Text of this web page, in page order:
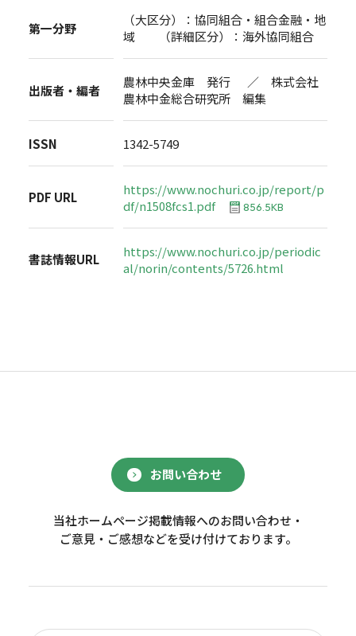
第一分野
（大区分）：協同組合・組合金融・地
域 （詳細区分）：海外協同組合
出版者・編者
農林中央金庫 発行 ／ 株式会社
農林中金総合研究所 編集
ISSN 1342-5749
PDF URL
https://www.nochuri.co.jp/report/p
df/n1508fcs1.pdf
856.5KB
書誌情報URL
https://www.nochuri.co.jp/periodic
al/norin/contents/5726.html
お問い合わせ
当社ホームページ掲載情報へのお問い合わせ・
ご意見・ご感想などを受け付けております。